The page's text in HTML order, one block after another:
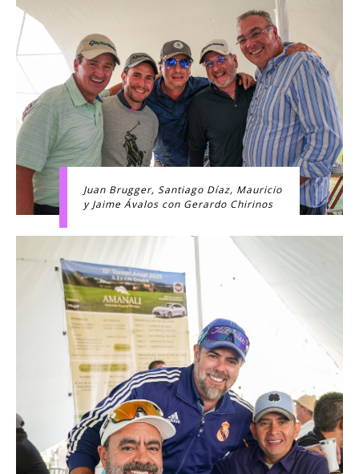
Juan Brugger, Santiago Díaz, Mauricio
y Jaime Ávalos con Gerardo Chirinos